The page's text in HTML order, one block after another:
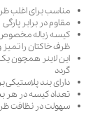
مناسب برای اغلب
مقاوم در برابر پارگی
کیسه زباله مخصوص
ظرف خاکتان را
این لاینر همچون
گردد
دارای بند
تعداد کیسه در هر بسته
سهولت در نظافت